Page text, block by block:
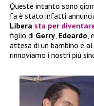
Queste intanto sono
fa è stato infatti
Libera sta per
figlio di Gerry Edoardo ,
attesa di un bambino e
rinnoviamo i nostri più